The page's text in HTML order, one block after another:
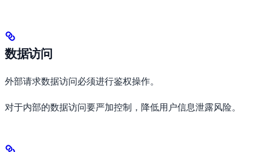
数据访问
外部请求数据访问必须进行鉴权操作。
对于内部的数据访问要严加控制，降低用户信息泄露风险。